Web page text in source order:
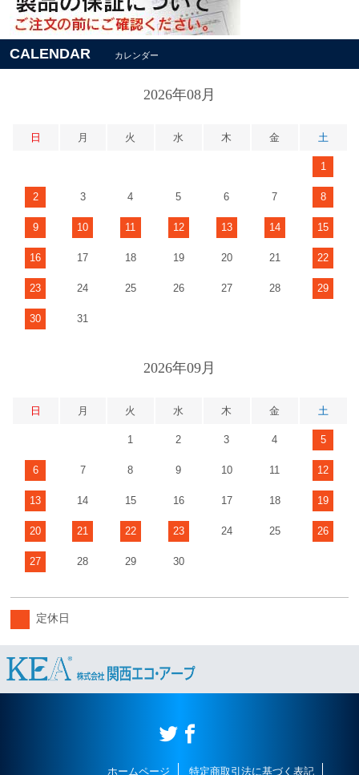
CALENDAR カレンダー
2026年08月
日 月 火 水 木 金 土
1
2 3 4 5 6 7 8
9 10 11 12 13 14 15
16 17 18 19 20 21 22
23 24 25 26 27 28 29
30 31
2026年09月
日 月 火 水 木 金 土
1 2 3 4 5
6 7 8 9 10 11 12
13 14 15 16 17 18 19
20 21 22 23 24 25 26
27 28 29 30
定休日
ホームページ 特定商取引法に基づく表記